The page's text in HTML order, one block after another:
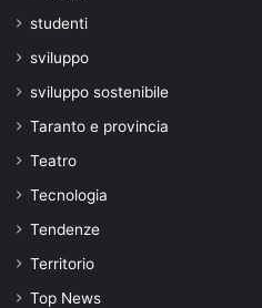
studenti
sviluppo
sviluppo sostenibile
Taranto e provincia
Teatro
Tecnologia
Tendenze
Territorio
Top News